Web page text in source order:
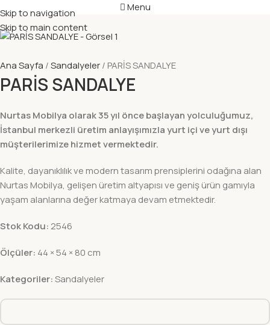
Skip to navigation
Skip to main content
Menu
Ana Sayfa Sandalyeler PARİS SANDALYE
PARİS SANDALYE
Nurtas Mobilya olarak 35 yıl önce başlayan yolculuğumuz,
İstanbul merkezli üretim anlayışımızla yurt içi ve yurt dışı
müşterilerimize hizmet vermektedir.
Kalite, dayanıklılık ve modern tasarım prensiplerini odağına alan
Nurtas Mobilya, gelişen üretim altyapısı ve geniş ürün gamıyla
yaşam alanlarına değer katmaya devam etmektedir.
Stok Kodu: 2546
Ölçüler: 44 × 54 × 80 cm
Kategoriler:Sandalyeler